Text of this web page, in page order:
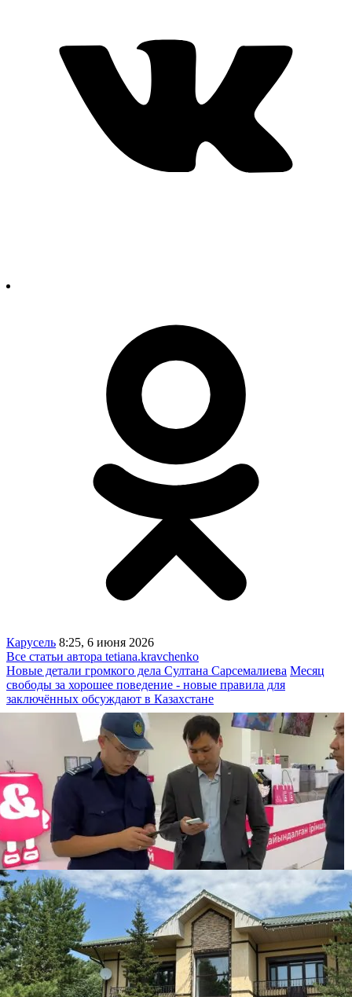
Карусель 8:25, 6 июня 2026
Все статьи автора tetiana.kravchenko
Новые детали громкого дела Султана Сарсемалиева Месяц
свободы за хорошее поведение - новые правила для
заключённых обсуждают в Казахстане
оштрафовали на 86 500 тенге за
раздачу мороженого детям